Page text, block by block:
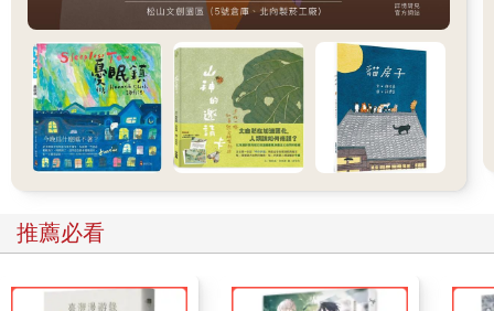
推薦必看